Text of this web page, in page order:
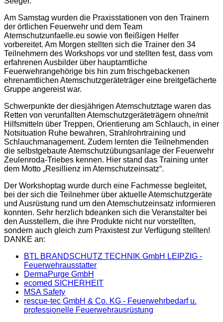
Am Samstag wurden die Praxisstationen von den Trainern
der örtlichen Feuerwehr und dem Team
Atemschutzunfaelle.eu sowie von fleißigen Helfer
vorbereitet. Am Morgen stellten sich die Trainer den 34
Teilnehmern des Workshops vor und stellten fest, dass vom
erfahrenen Ausbilder über hauptamtliche
Feuerwehrangehörige bis hin zum frischgebackenen
ehrenamtlichen Atemschutzgeräteträger eine breitgefächerte
Gruppe angereist war.
Schwerpunkte der diesjährigen Atemschutztage waren das
Retten von verunfallten Atemschutzgeräteträgern ohne/mit
Hilfsmitteln über Treppen, Orientierung am Schlauch, in einer
Notsituation Ruhe bewahren, Strahlrohrtraining und
Schlauchmanagement. Zudem lernten die Teilnehmenden
die selbstgebaute Atemschutzübungsanlage der Feuerwehr
Zeulenroda-Triebes kennen. Hier stand das Training unter
dem Motto „Resillienz im Atemschutzeinsatz“.
Der Workshoptag wurde durch eine Fachmesse begleitet,
bei der sich die Teilnehmer über aktuelle Atemschutzgeräte
und Ausrüstung rund um den Atemschutzeinsatz informieren
konnten. Sehr herzlich bdeanken sich die Veranstalter bei
den Ausstellern, die ihre Produkte nicht nur vorstellten,
sondern auch gleich zum Praxistest zur Verfügung stellten!
DANKE an:
BTL BRANDSCHUTZ TECHNIK GmbH LEIPZIG -
Feuerwehrausstatter
DermaPurge GmbH
ecomed SICHERHEIT
MSA Safety
rescue-tec GmbH & Co. KG - Feuerwehrbedarf u.
professionelle Feuerwehrausrüstung